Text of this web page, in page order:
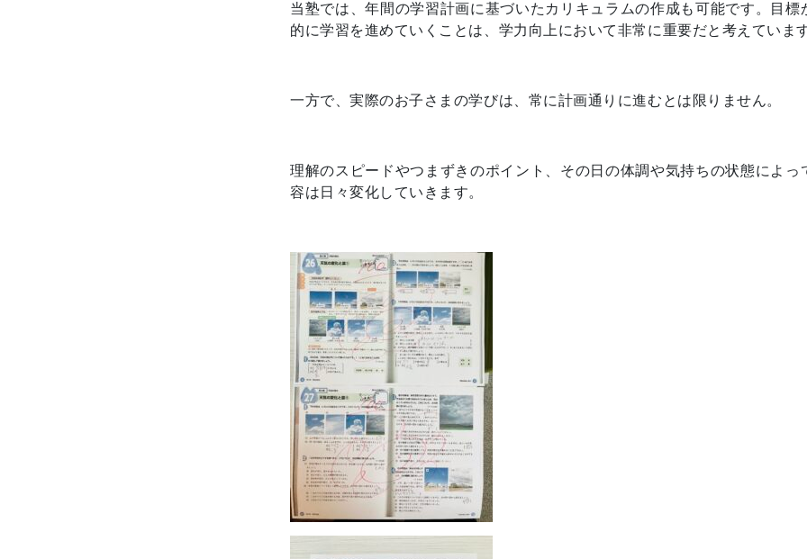
当塾では、年間の学習計画に基づいたカリキュラムの作成も可能です。目標
的に学習を進めていくことは、学力向上において非常に重要だと考えています
一方で、実際のお子さまの学びは、常に計画通りに進むとは限りません。
理解のスピードやつまずきのポイント、その日の体調や気持ちの状態によっ
容は日々変化していきます。